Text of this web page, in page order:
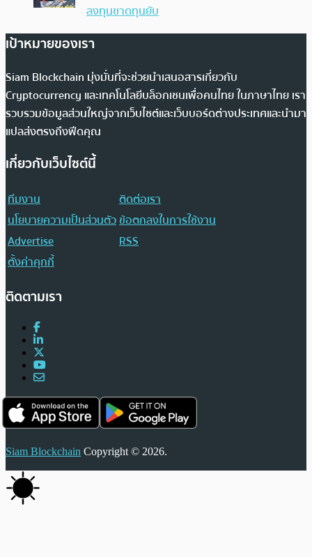
ลงทุนขาดทุนยับ
เป้าหมายของเรา
Siam Blockchain มุ่งมั่นที่จะช่วยนำเสนอสารเกี่ยวกับ
Cryptocurrency และเทคโนโลยีบล็อกเชนเพื่อคนไทย ในภาษาไทย เรา
รวบรวมข้อมูลส่วนใหญ่จากเว็บไซต์และเว็บบอร์ดต่างประเทศและนำมา
แปลส่งตรงถึงฟีดคุณ
เกี่ยวกับเว็บไซต์นี้
ทีมงาน
ติดต่อเรา
นโยบายความเป็นส่วนตัวข้อตกลงในการใช้งาน
Advertise
RSS
ตั้งค่าคุกกี้
ติดตามเรา
Siam Blockchain Copyright © 2026.